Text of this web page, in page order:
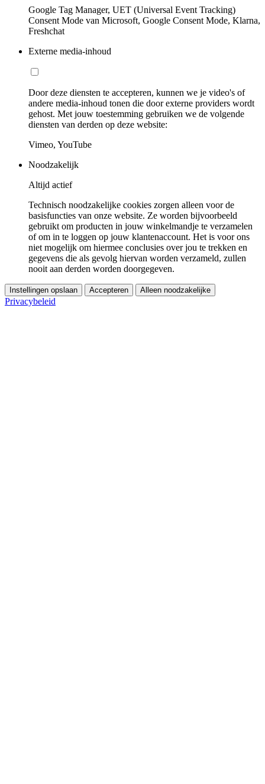
Google Tag Manager, UET (Universal Event Tracking)
Consent Mode van Microsoft, Google Consent Mode, Klarna,
Freshchat
Externe media-inhoud
Door deze diensten te accepteren, kunnen we je video's of
andere media-inhoud tonen die door externe providers wordt
gehost. Met jouw toestemming gebruiken we de volgende
diensten van derden op deze website:
Vimeo, YouTube
Noodzakelijk
Altijd actief
Technisch noodzakelijke cookies zorgen alleen voor de
basisfuncties van onze website. Ze worden bijvoorbeeld
gebruikt om producten in jouw winkelmandje te verzamelen
of om in te loggen op jouw klantenaccount. Het is voor ons
niet mogelijk om hiermee conclusies over jou te trekken en
gegevens die als gevolg hiervan worden verzameld, zullen
nooit aan derden worden doorgegeven.
Instellingen opslaan Accepteren Alleen noodzakelijke
Privacybeleid